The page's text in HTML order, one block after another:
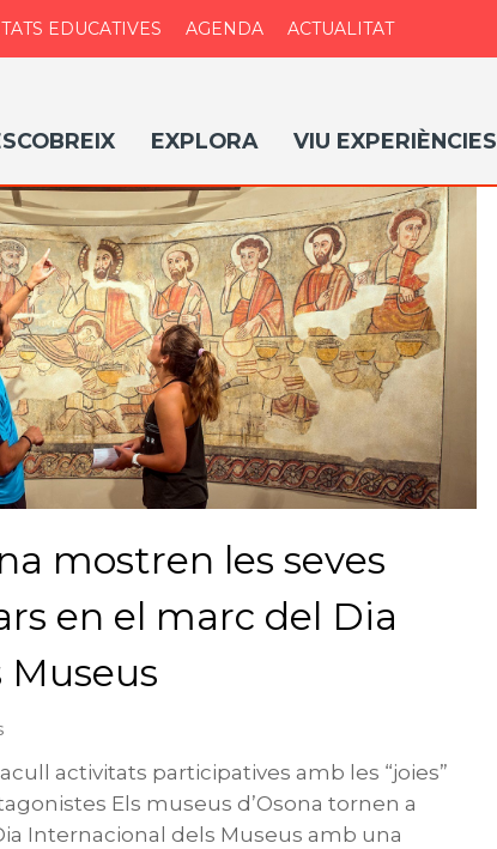
EDUCATIVES AGENDA ACTUALITAT
EXPLORA VIU EXPERIÈNCIES
mostren les seves
en el marc del Dia
activitats participatives amb les “joies”
Els museus d’Osona tornen a
Internacional dels Museus amb una